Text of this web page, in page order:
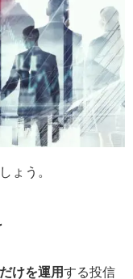
ょう。
けを運用する投信